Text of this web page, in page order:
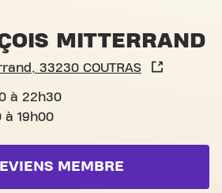
MITTERRAND
33230 COUTRAS
à 22h30
à 19h00
MEMBRE